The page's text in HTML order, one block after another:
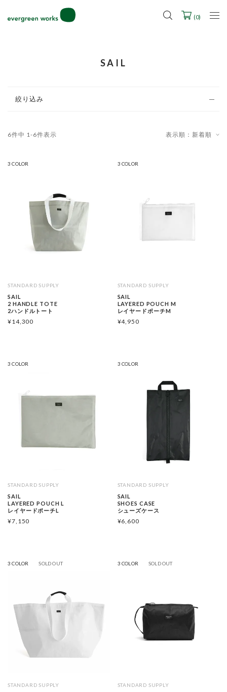
(0)
SAIL
絞り込み
表示順：新着順
6件中 1-6件表示
3 COLOR
STANDARD SUPPLY
SAIL
2 HANDLE TOTE
2ハンドルトート
¥14,300
3 COLOR
STANDARD SUPPLY
SAIL
LAYERED POUCH M
レイヤードポーチM
¥4,950
3 COLOR
STANDARD SUPPLY
SAIL
LAYERED POUCH L
レイヤードポーチL
¥7,150
3 COLOR
STANDARD SUPPLY
SAIL
SHOES CASE
シューズケース
¥6,600
3 COLOR SOLD OUT
STANDARD SUPPLY
3 COLOR SOLD OUT
STANDARD SUPPLY